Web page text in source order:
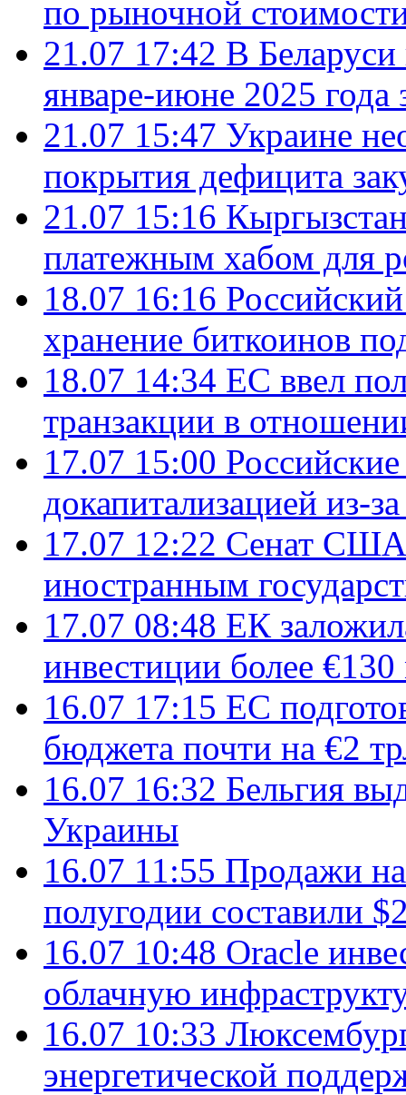
по рыночной
21.07 17:42 В Беларуси
январе-июне 2025 года
21.07 15:47 Украине
покрытия дефицита
21.07 15:16
платежным хабом для
18.07 16:16
хранение биткоинов
18.07 14:34 ЕС ввел
транзакции в
17.07 15:00
докапитализацией из-
17.07 12:22 Сенат США
иностранным
17.07 08:48 ЕК
инвестиции более
16.07 17:15 ЕС
бюджета почти на €2
16.07 16:32 Бельгия
Украины
16.07 11:55 Продажи
полугодии составили
16.07 10:48 Oracle
облачную
16.07 10:33
энергетической